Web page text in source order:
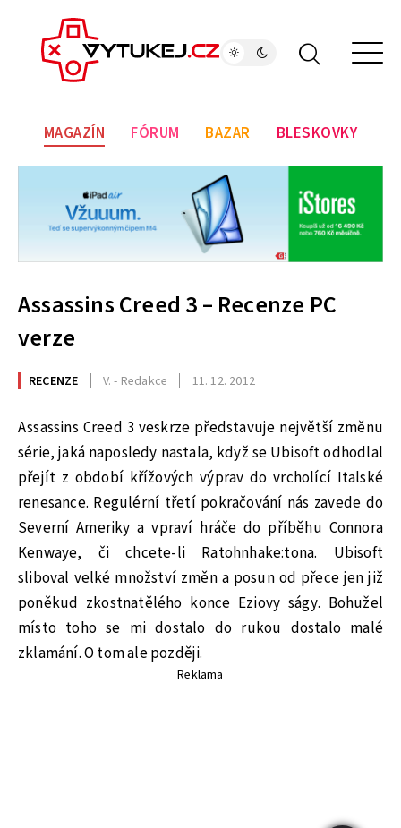
MAGAZÍN FÓRUM BAZAR BLESKOVKY
Assassins Creed 3 – Recenze PC
verze
RECENZE V. - Redakce 11. 12. 2012
Assassins Creed 3 veskrze představuje největší změnu
série, jaká naposledy nastala, když se Ubisoft odhodlal
přejít z období křížových výprav do vrcholící Italské
renesance. Regulérní třetí pokračování nás zavede do
Severní Ameriky a vpraví hráče do příběhu Connora
Kenwaye, či chcete-li Ratohnhake:tona. Ubisoft
sliboval velké množství změn a posun od přece jen již
poněkud zkostnatělého konce Eziovy ságy. Bohužel
místo toho se mi dostalo do rukou dostalo malé
zklamání. O tom ale později.
Reklama